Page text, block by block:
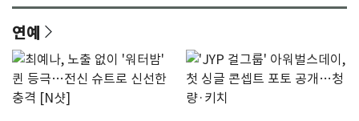
연예